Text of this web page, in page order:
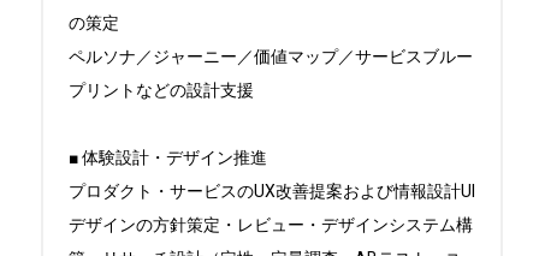
の策定
ペルソナ／ジャーニー／価値マップ／サービスブルー
プリントなどの設計支援
■ 体験設計・デザイン推進
プロダクト・サービスのUX改善提案および情報設計UI
デザインの方針策定・レビュー・デザインシステム構